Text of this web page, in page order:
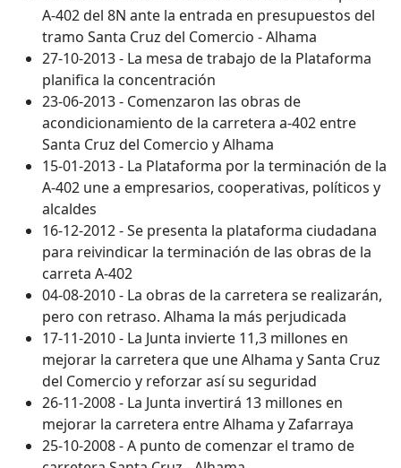
A-402 del 8N ante la entrada en presupuestos del
tramo Santa Cruz del Comercio - Alhama
27-10-2013 - La mesa de trabajo de la Plataforma
planifica la concentración
23-06-2013 - Comenzaron las obras de
acondicionamiento de la carretera a-402 entre
Santa Cruz del Comercio y Alhama
15-01-2013 - La Plataforma por la terminación de la
A-402 une a empresarios, cooperativas, políticos y
alcaldes
16-12-2012 - Se presenta la plataforma ciudadana
para reivindicar la terminación de las obras de la
carreta A-402
04-08-2010 - La obras de la carretera se realizarán,
pero con retraso. Alhama la más perjudicada
17-11-2010 - La Junta invierte 11,3 millones en
mejorar la carretera que une Alhama y Santa Cruz
del Comercio y reforzar así su seguridad
26-11-2008 - La Junta invertirá 13 millones en
mejorar la carretera entre Alhama y Zafarraya
25-10-2008 - A punto de comenzar el tramo de